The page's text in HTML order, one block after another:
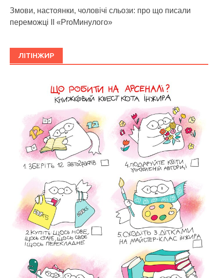
Змови, настоянки, чоловічі сльози: про що писали
переможці ІІ «ProМинулого»
ЛІТІНЖИР